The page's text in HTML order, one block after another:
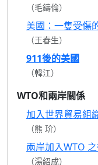
（毛鑄倫）
美國：一隻受傷
（王春生）
911後的美國
（韓江）
WTO和兩岸關係
加入世界貿易組
（熊 玠）
兩岸加入WTO
（湯紹成）